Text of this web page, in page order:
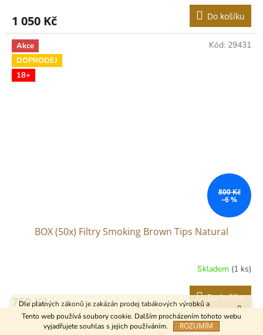
Tento web používá soubory cookie. Dalším procházením tohoto webu
vyjadřujete souhlas s jejich používáním.
ROZUMÍM
Dle platných zákonů je zakázán prodej tabákových výrobků a
kuřáckých pomůcek osobám mladším 18 let.
1 050 Kč Do košíku
Akce
DOPRODEJ
18+
800 Kč
–6 %
BOX (50x) Filtry Smoking Brown Tips Natural
Skladem (1 ks)
750 Kč Do košíku
Kód: 29431
Kód: